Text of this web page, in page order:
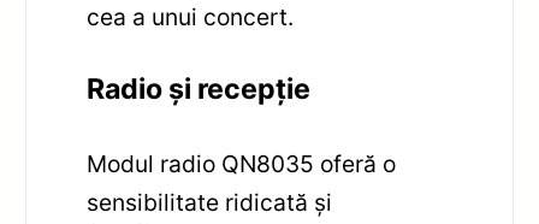
cea a unui concert.
Radio și recepție
Modul radio QN8035 oferă o
sensibilitate ridicată și